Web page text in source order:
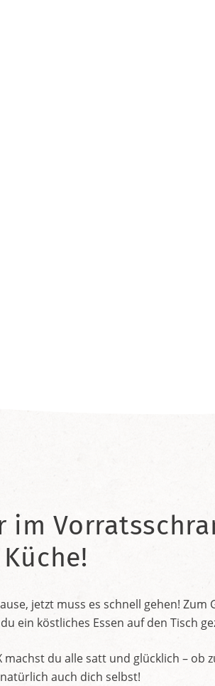
im
jetzt muss es schnell gehen! Zum
ein köstliches Essen auf den Tisch
machst du alle satt und glücklich –
auch dich selbst!